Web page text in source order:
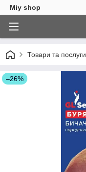
Miy shop
Товари та послуги
–26%